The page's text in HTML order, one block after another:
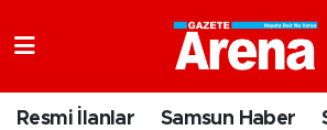
Resmi İlanlar Samsun Haber